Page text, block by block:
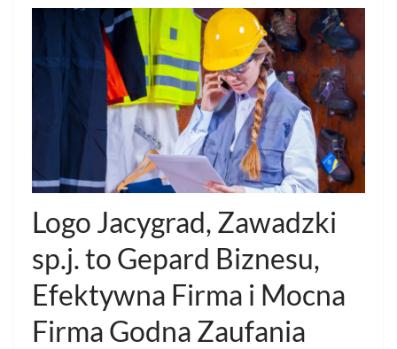
Logo Jacygrad, Zawadzki
sp.j. to Gepard Biznesu,
Efektywna Firma i Mocna
Firma Godna Zaufania